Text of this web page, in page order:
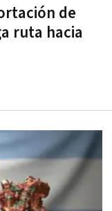
de
ruta hacia